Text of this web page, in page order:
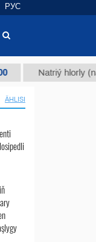
Natriý hlorly (nahar
ÄHLISI
РУС